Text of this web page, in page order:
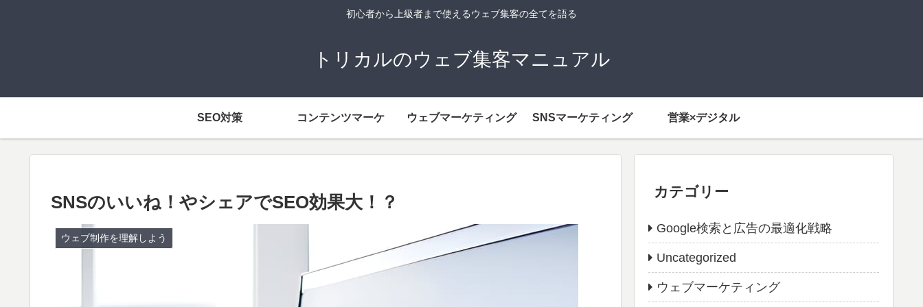
初心者から上級者まで使えるウェブ集客の全てを語る
トリカルのウェブ集客マニュアル
SEO対策 コンテンツマーケ ウェブマーケティング SNSマーケティング 営業×デジタル
SNSのいいね！やシェアでSEO効果大！？
ウェブ制作を理解しよう
カテゴリー
Google検索と広告の最適化戦略
Uncategorized
ウェブマーケティング